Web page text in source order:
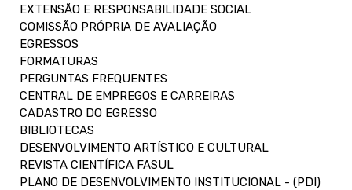
EXTENSÃO E RESPONSABILIDADE SOCIAL
COMISSÃO PRÓPRIA DE AVALIAÇÃO
EGRESSOS
FORMATURAS
PERGUNTAS FREQUENTES
CENTRAL DE EMPREGOS E CARREIRAS
CADASTRO DO EGRESSO
BIBLIOTECAS
DESENVOLVIMENTO ARTÍSTICO E CULTURAL
REVISTA CIENTÍFICA FASUL
PLANO DE DESENVOLVIMENTO INSTITUCIONAL - (PDI)